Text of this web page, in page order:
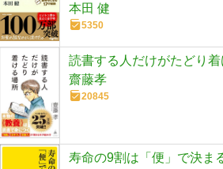
本田 健
5350
読書する人だけがたどり
齋藤孝
20845
寿命の9割は「便」で決ま